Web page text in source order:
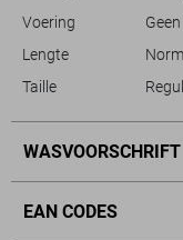
Voering
Geen
Lengte
Taille
WASVOORSCHRIFT
EAN CODES